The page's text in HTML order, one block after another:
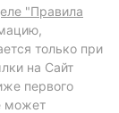
"Правила
только при
на Сайт
первого
может